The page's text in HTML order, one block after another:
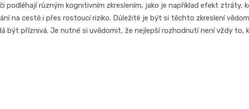
podléhají různým kognitivním zkreslením, jako je například efekt
na cestě i přes rostoucí riziko. Důležité je být si těchto zkreslení
být příznivá. Je nutné si uvědomit, že nejlepší rozhodnutí není vždy to,